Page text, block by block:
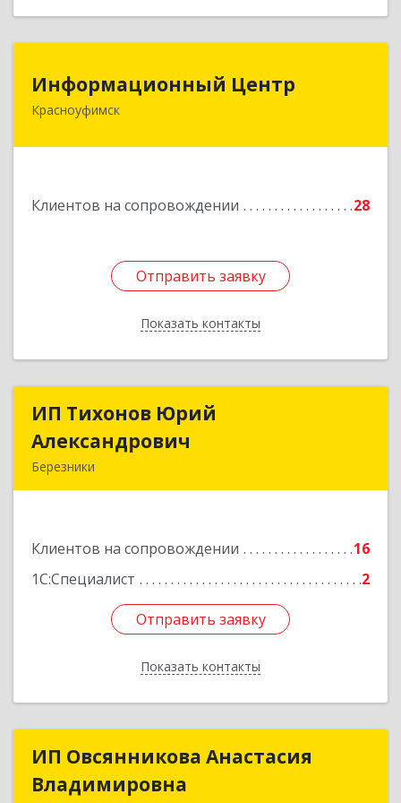
Информационный Центр
Красноуфимск
Клиентов на сопровождении 28
Отправить заявку
Показать контакты
Информационный Центр
623300, Свердловская обл, Красноуфимск г,
Отправить заявку
Назад
ИП Тихонов Юрий
Александрович
Березники
Клиентов на сопровождении
16
1С:Специалист
2
Отправить заявку
Показать контакты
ИП Тихонов Юрий
Подробнее
Отправить заявку
Назад
ИП Овсянникова Анастасия
Владимировна
ИП Овсянникова Анастасия